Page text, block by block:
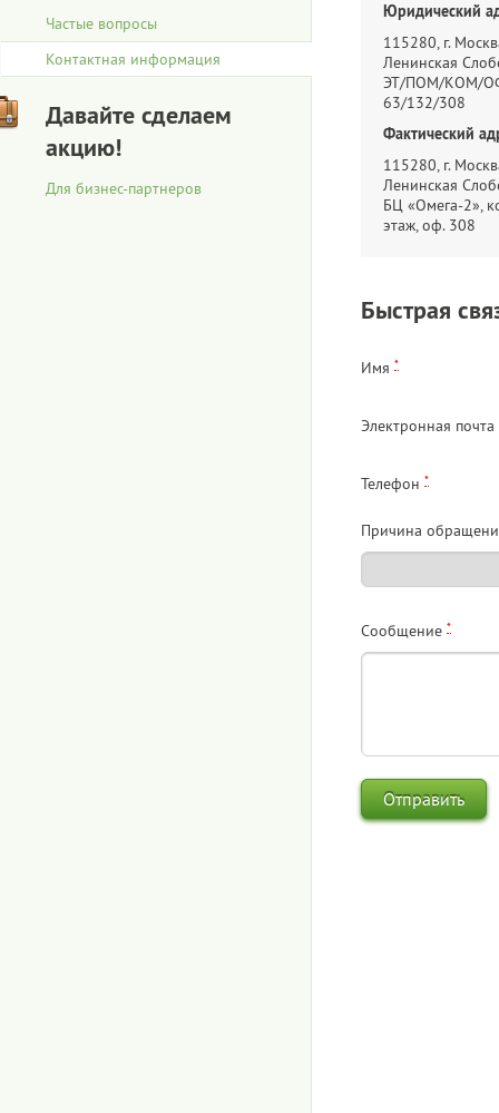
Частые вопросы
Контактная информация
Давайте сделаем
акцию!
Для бизнес-партнеров
Юридический
115280, г.
Ленинская
ЭТ/ПОМ/КОМ/
63/132/308
Фактический
115280, г.
Ленинская
БЦ «Омега-2»,
этаж, оф. 308
Быстрая
*
Имя
Электронная почта
*
Телефон
Причина
*
Сообщение